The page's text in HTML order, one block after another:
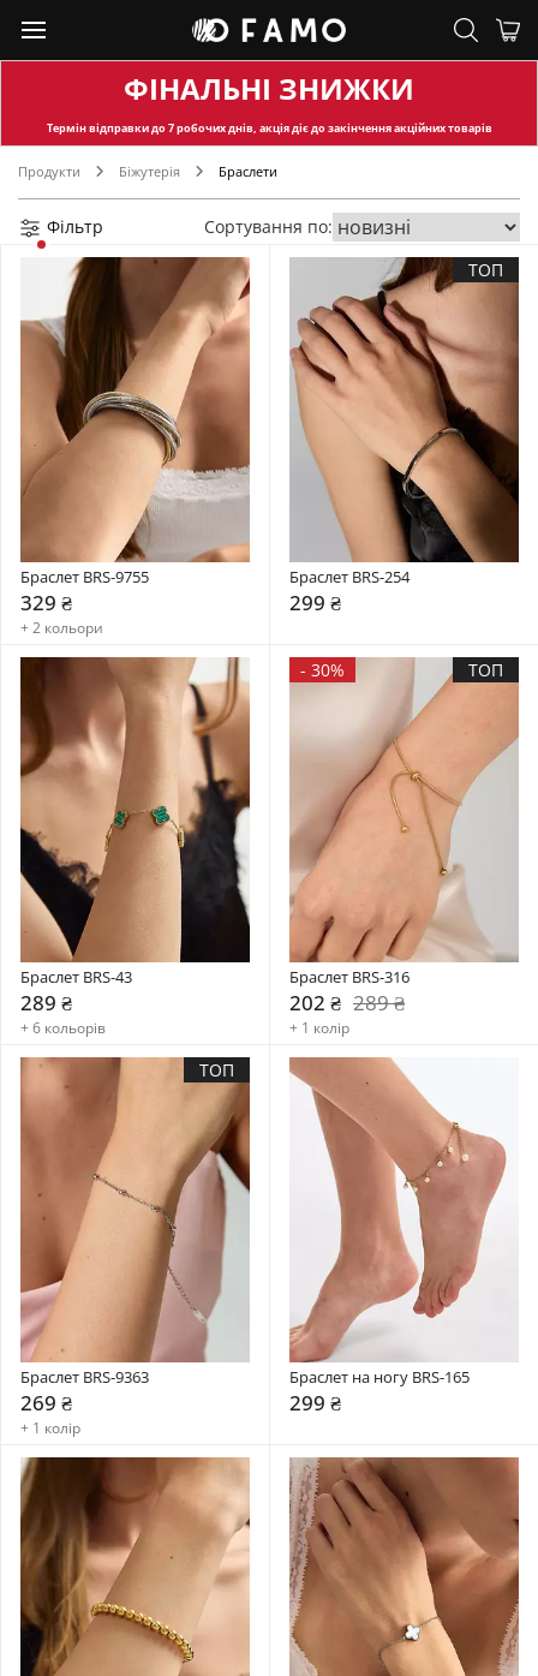
ФІНАЛЬНІ ЗНИЖКИ
Термін відправкидо 7 робочих днів, акція діє до закінчення акційних товарів
Продукти Біжутерія Браслети
Фільтр Сортування по:
Браслет BRS-9755
329 ₴
+ 2 кольори
ТОП
Браслет BRS-254
299 ₴
Браслет BRS-43
289 ₴
+ 6 кольорів
- 30% ТОП
Браслет BRS-316
202 ₴ 289 ₴
+ 1 колір
ТОП
Браслет BRS-9363
269 ₴
+ 1 колір
Браслет на ногу BRS-165
299 ₴